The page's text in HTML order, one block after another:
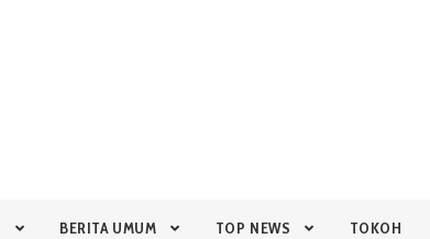
BERITA UMUM TOP NEWS TOKOH